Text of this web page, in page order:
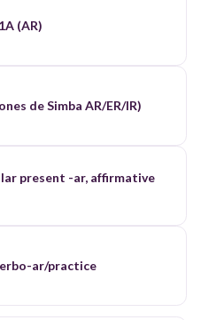
(AR)
de Simba AR/ER/IR)
present -ar, affirmative
ar/practice